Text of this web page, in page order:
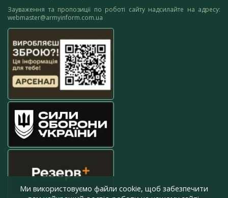
Зауваження та пропозиції по роботі сайту надсилайте на адресу:
webmaster@armyinform.com.ua
Ми використовуємо файли cookie, щоб забезпечити